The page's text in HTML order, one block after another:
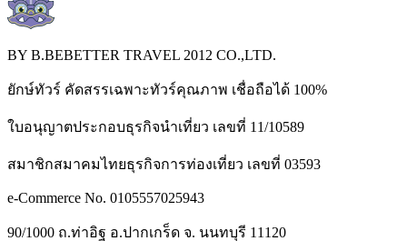
BY B.BEBETTER TRAVEL 2012 CO.,LTD.
ยักษ์ทัวร์ คัดสรรเฉพาะทัวร์คุณภาพ เชื่อถือได้ 100%
ใบอนุญาตประกอบธุรกิจนำเที่ยว เลขที่ 11/10589
สมาชิกสมาคมไทยธุรกิจการท่องเที่ยว เลขที่ 03593
e-Commerce No. 0105557025943
90/1000 ถ.ท่าอิฐ อ.ปากเกร็ด จ. นนทบุรี 11120